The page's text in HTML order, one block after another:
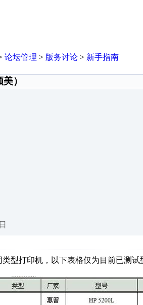
论坛管理 > 版务讨论 > 新手指南
）
类型打印机，以下表格仅为目前已测